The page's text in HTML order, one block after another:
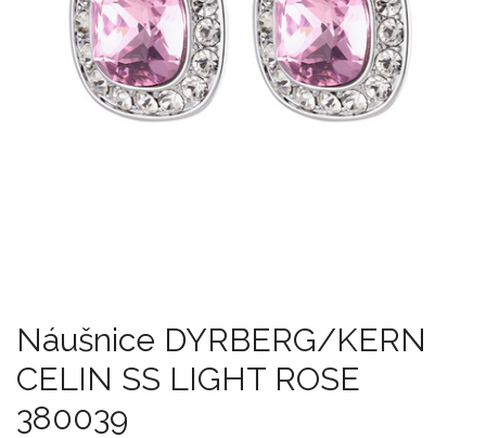
Náušnice DYRBERG/KERN
CELIN SS LIGHT ROSE
380039